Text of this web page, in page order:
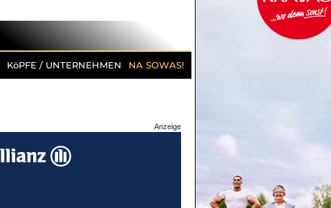
KöPFE / UNTERNEHMEN NA SOWAS!
Anzeige